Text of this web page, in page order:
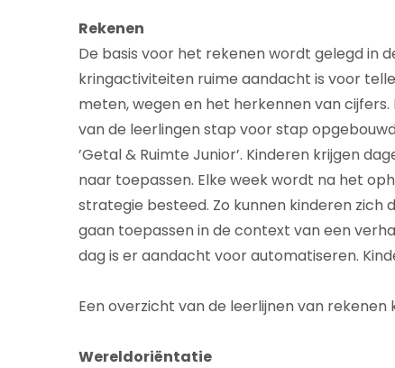
Rekenen
De basis voor het rekenen wordt gelegd in
kringactiviteiten ruime aandacht is voor
meten, wegen en het herkennen van
van de leerlingen stap voor stap
’Getal & Ruimte Junior’. Kinderen krijgen
naar toepassen. Elke week wordt na het
strategie besteed. Zo kunnen kinderen
gaan toepassen in de context van een
dag is er aandacht voor automatiseren.
Een overzicht van de leerlijnen van rekenen
Wereldoriëntatie